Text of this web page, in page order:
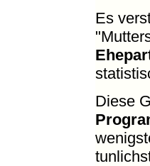
Es
Diese